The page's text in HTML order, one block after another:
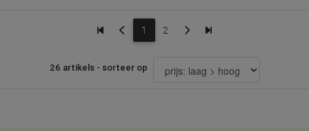
1 2
26 artikels - sorteer op